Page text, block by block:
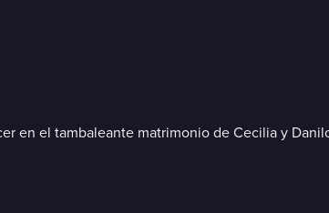
en el tambaleante matrimonio de Cecilia y